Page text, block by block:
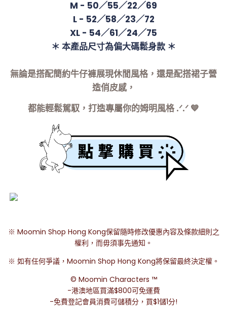
M - 50／55／22／69
L - 52／58／23／72
XL - 54／61／24／75
＊ 本產品尺寸為偏大碼鬆身款 ＊
無論是搭配簡約牛仔褲展現休閒風格，還是配搭裙子營
造俏皮感，
都能輕鬆駕馭，打造專屬你的姆明風格 .ᐟ.ᐟ 💙
※ Moomin Shop Hong Kong保留隨時修改優惠內容及條款細則之
權利，而毋須事先通知。
※ 如有任何爭議，Moomin Shop Hong Kong將保留最終決定權。
©️ Moomin Characters ™️
-港澳地區買滿$800可免運費
-免費登記會員消費可儲積分，買$1儲1分!